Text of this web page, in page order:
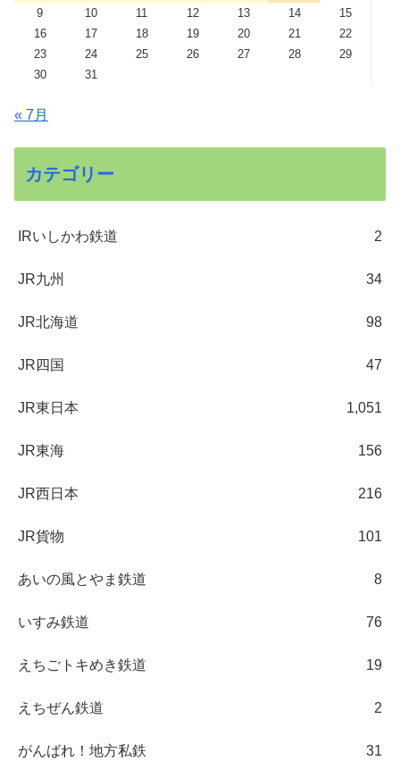
9
10 11 12 13 14
15
16
17 18 19 20 21
22
23
24 25 26 27 28
29
30
31
« 7月
カテゴリー
IRいしかわ鉄道 2
JR九州 34
JR北海道 98
JR四国 47
JR東日本 1,051
JR東海 156
JR西日本 216
JR貨物 101
あいの風とやま鉄道 8
いすみ鉄道 76
えちごトキめき鉄道 19
えちぜん鉄道 2
がんばれ！地方私鉄 31